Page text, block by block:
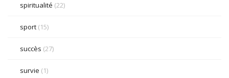
spiritualité (22)
sport (15)
succès (27)
survie (1)